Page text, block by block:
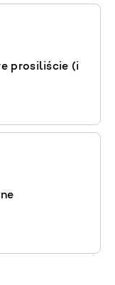
prosiliście (i